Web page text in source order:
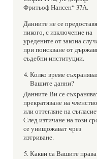
Фритьоф Нансен“ 37А.
Данните не се
никого, с изключение на
уредените от закона
при поискване от
съдебни институции.
Колко време
Вашите данни?
Данните Ви се
прекратяване на
или оттегляне на
След изтичане на този
се унищожават чрез
изтриване.
Какви са Вашите